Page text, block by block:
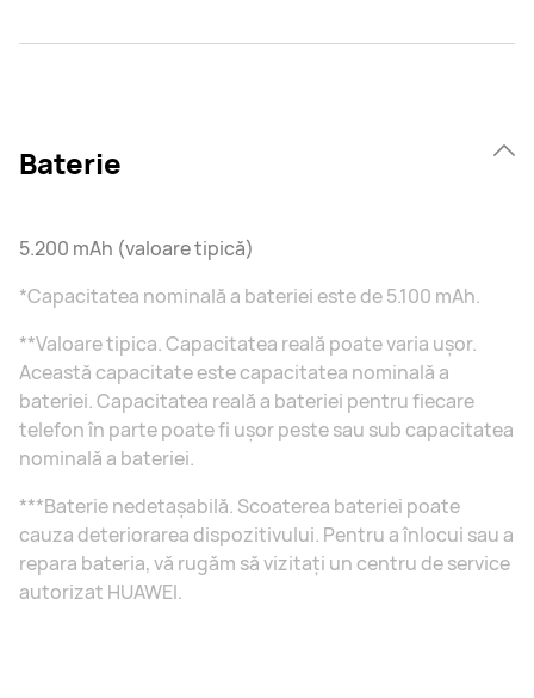
Baterie
5.200 mAh (valoare tipică)
*Capacitatea nominală a bateriei este de 5.100 mAh.
**Valoare tipica. Capacitatea reală poate varia ușor.
Această capacitate este capacitatea nominală a
bateriei. Capacitatea reală a bateriei pentru fiecare
telefon în parte poate fi ușor peste sau sub capacitatea
nominală a bateriei.
***Baterie nedetașabilă. Scoaterea bateriei poate
cauza deteriorarea dispozitivului. Pentru a înlocui sau a
repara bateria, vă rugăm să vizitați un centru de service
autorizat HUAWEI.